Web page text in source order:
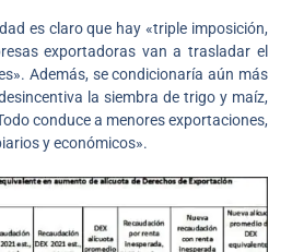
es claro que hay «triple imposición,
exportadoras van a trasladar el
Además, se condicionaría aún más
la siembra de trigo y maíz,
conduce a menores exportaciones,
y económicos».